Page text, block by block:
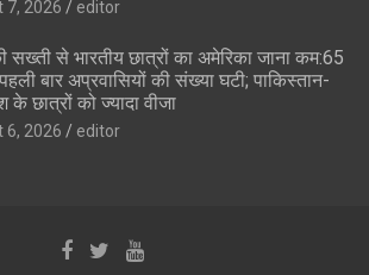
7, 2026 editor
सख्ती से भारतीय छात्रों का अमेरिका जाना कम:65
बार अप्रवासियों की संख्या घटी; पाकिस्तान-
के छात्रों को ज्यादा वीजा
6, 2026 editor